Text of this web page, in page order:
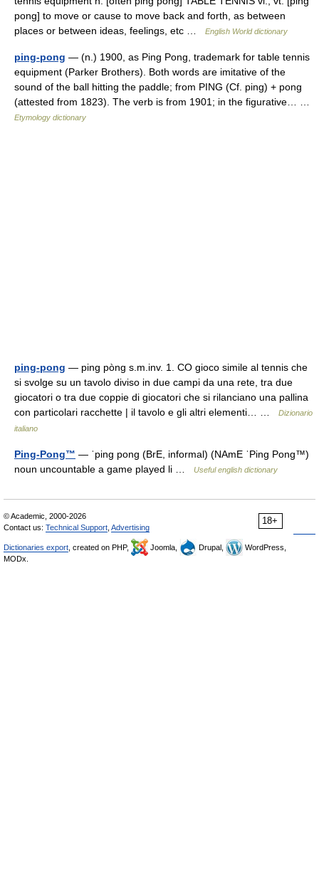
pong] to move or cause to move back and forth, as between
places or between ideas, feelings, etc …
English World dictionary
ping-pong — (n.) 1900, as Ping Pong, trademark for table tennis
equipment (Parker Brothers). Both words are imitative of the
sound of the ball hitting the paddle; from PING (Cf. ping) + pong
(attested from 1823). The verb is from 1901; in the figurative… …
Etymology dictionary
ping-pong — ping pòng s.m.inv. 1. CO gioco simile al tennis che
si svolge su un tavolo diviso in due campi da una rete, tra due
giocatori o tra due coppie di giocatori che si rilanciano una pallina
con particolari racchette | il tavolo e gli altri elementi… …
Dizionario
italiano
Ping-Pong™ — ˈping pong (BrE, informal) (NAmE ˈPing Pong™)
noun uncountable a game played li …
Useful english dictionary
18+
© Academic, 2000-2026
Contact us: Technical Support Advertising
Dictionaries export , created on PHP, Joomla, Drupal,
WordPress,
MODx.